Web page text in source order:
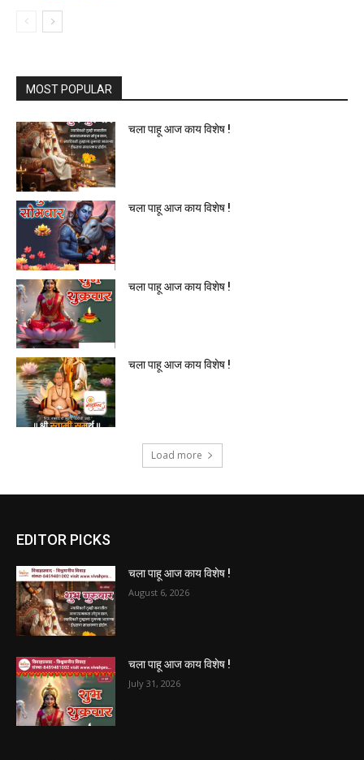
MOST POPULAR
चला पाहू आज काय विशेष !
चला पाहू आज काय विशेष !
चला पाहू आज काय विशेष !
चला पाहू आज काय विशेष !
Load more
EDITOR PICKS
चला पाहू आज काय विशेष !
August 6, 2026
चला पाहू आज काय विशेष !
July 31, 2026